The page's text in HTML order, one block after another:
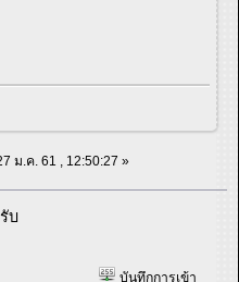
ม.ค. 61 , 12:50:27 »
บ
บันทึกการเข้า